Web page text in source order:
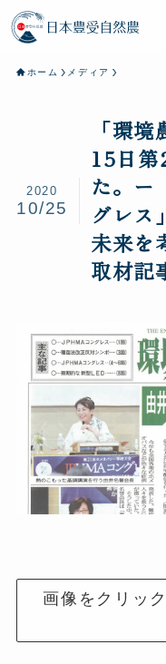
ホーム メディア
「環
15日
た。ー
グレス
未来を
取材記
2020
10/25
画像をクリッ